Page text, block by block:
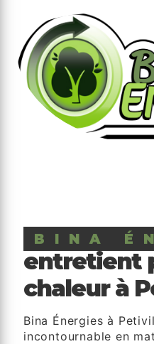
BINA
entretient
chaleur à
Bina Énergies à
incontournable en